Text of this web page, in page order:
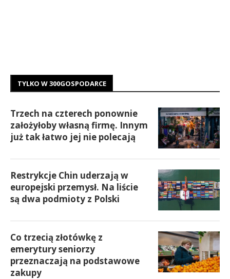
TYLKO W 300GOSPODARCE
Trzech na czterech ponownie
założyłoby własną firmę. Innym
już tak łatwo jej nie polecają
Restrykcje Chin uderzają w
europejski przemysł. Na liście
są dwa podmioty z Polski
Co trzecią złotówkę z
emerytury seniorzy
przeznaczają na podstawowe
zakupy